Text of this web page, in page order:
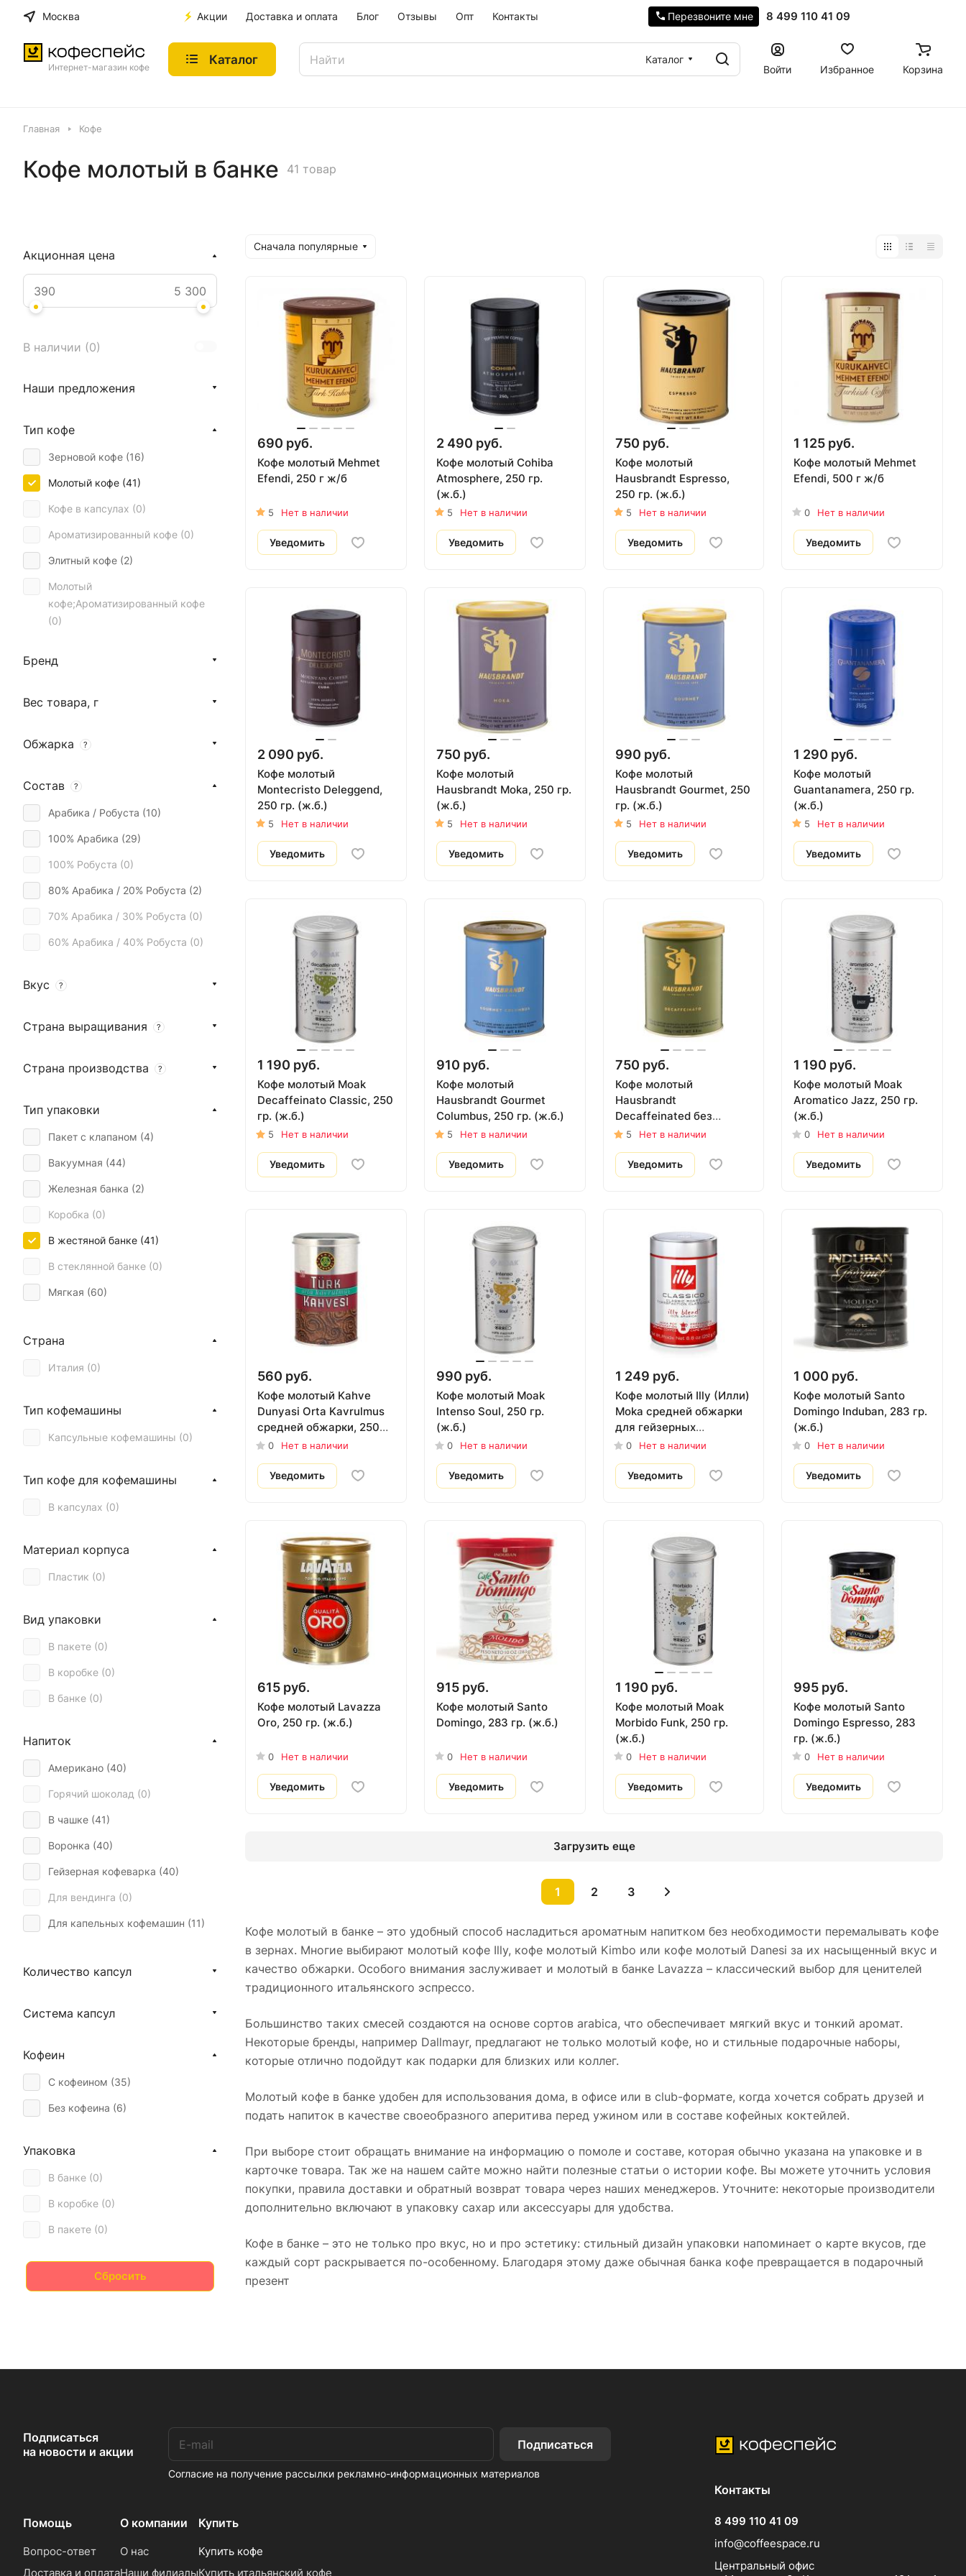
Москва Акции Доставка и оплата Блог Отзывы Опт Контакты 8 499 110 41 09
Перезвоните мне
Интернет-магазин кофе
Каталог
Каталог
Войти
Избранное Корзина
Главная Кофе
Кофе молотый в банке 41 товар
Сначала популярные
690 руб.
Кофе молотый Mehmet
Efendi, 250 г ж/б
5 Нет в наличии
Уведомить
2 490 руб.
Кофе молотый Cohiba
Atmosphere, 250 гр.
(ж.б.)
5 Нет в наличии
Уведомить
750 руб.
Кофе молотый
Hausbrandt Espresso,
250 гр. (ж.б.)
5 Нет в наличии
Уведомить
1 125 руб.
Кофе молотый Mehmet
Efendi, 500 г ж/б
0 Нет в наличии
Уведомить
2 090 руб.
Кофе молотый
Montecristo Deleggend,
250 гр. (ж.б.)
5 Нет в наличии
Уведомить
750 руб.
Кофе молотый
Hausbrandt Moka, 250 гр.
(ж.б.)
5 Нет в наличии
Уведомить
990 руб.
Кофе молотый
Hausbrandt Gourmet, 250
гр. (ж.б.)
5 Нет в наличии
Уведомить
1 290 руб.
Кофе молотый
Guantanamera, 250 гр.
(ж.б.)
5 Нет в наличии
Уведомить
1 190 руб.
Кофе молотый Moak
Decaffeinato Classic, 250
гр. (ж.б.)
5 Нет в наличии
Уведомить
910 руб.
Кофе молотый
Hausbrandt Gourmet
Columbus, 250 гр. (ж.б.)
5 Нет в наличии
Уведомить
750 руб.
Кофе молотый
Hausbrandt
Decaffeinated без
кофеина, 250 гр. (ж.б.)
5 Нет в наличии
Уведомить
1 190 руб.
Кофе молотый Moak
Aromatico Jazz, 250 гр.
(ж.б.)
0 Нет в наличии
Уведомить
560 руб.
Кофе молотый Kahve
Dunyasi Orta Kavrulmus
средней обжарки, 250
гр. (ж.б.)
0 Нет в наличии
Уведомить
990 руб.
Кофе молотый Moak
Intenso Soul, 250 гр.
(ж.б.)
0 Нет в наличии
Уведомить
1 249 руб.
Кофе молотый Illy (Илли)
Moka средней обжарки
для гейзерных
кофеварок 250 гр.
0 Нет в наличии
Уведомить
1 000 руб.
Кофе молотый Santo
Domingo Induban, 283 гр.
(ж.б.)
0 Нет в наличии
Уведомить
615 руб.
Кофе молотый Lavazza
Oro, 250 гр. (ж.б.)
0 Нет в наличии
Уведомить
915 руб.
Кофе молотый Santo
Domingo, 283 гр. (ж.б.)
0 Нет в наличии
Уведомить
1 190 руб.
Кофе молотый Moak
Morbido Funk, 250 гр.
(ж.б.)
0 Нет в наличии
Уведомить
995 руб.
Кофе молотый Santo
Domingo Espresso, 283
гр. (ж.б.)
0 Нет в наличии
Уведомить
Загрузить еще
1 2 3
Кофе молотый в банке – это удобный способ насладиться ароматным напитком без необходимости перемалывать кофе
в зернах. Многие выбирают молотый кофе Illy, кофе молотый Kimbo или кофе молотый Danesi за их насыщенный вкус и
качество обжарки. Особого внимания заслуживает и молотый в банке Lavazza – классический выбор для ценителей
традиционного итальянского эспрессо.
Большинство таких смесей создаются на основе сортов arabica, что обеспечивает мягкий вкус и тонкий аромат.
Некоторые бренды, например Dallmayr, предлагают не только молотый кофе, но и стильные подарочные наборы,
которые отлично подойдут как подарки для близких или коллег.
Молотый кофе в банке удобен для использования дома, в офисе или в club-формате, когда хочется собрать друзей и
подать напиток в качестве своеобразного аперитива перед ужином или в составе кофейных коктейлей.
При выборе стоит обращать внимание на информацию о помоле и составе, которая обычно указана на упаковке и в
карточке товара. Так же на нашем сайте можно найти полезные статьи о истории кофе. Вы можете уточнить условия
покупки, правила доставки и обратный возврат товара через наших менеджеров. Уточните: некоторые производители
дополнительно включают в упаковку сахар или аксессуары для удобства.
Кофе в банке – это не только про вкус, но и про эстетику: стильный дизайн упаковки напоминает о карте вкусов, где
каждый сорт раскрывается по-особенному. Благодаря этому даже обычная банка кофе превращается в подарочный
презент
Акционная цена
В наличии (0)
Наши предложения
Тип кофе
Зерновой кофе (16)
Молотый кофе (41)
Кофе в капсулах (0)
Ароматизированный кофе (0)
Элитный кофе (2)
Молотый
кофе;Ароматизированный кофе
(0)
Бренд
Вес товара, г
Обжарка ?
Состав ?
Арабика / Робуста (10)
100% Арабика (29)
100% Робуста (0)
80% Арабика / 20% Робуста (2)
70% Арабика / 30% Робуста (0)
60% Арабика / 40% Робуста (0)
Вкус ?
Страна выращивания ?
Страна производства ?
Тип упаковки
Пакет с клапаном (4)
Вакуумная (44)
Железная банка (2)
Коробка (0)
В жестяной банке (41)
В стеклянной банке (0)
Мягкая (60)
Страна
Италия (0)
Тип кофемашины
Капсульные кофемашины (0)
Тип кофе для кофемашины
В капсулах (0)
Материал корпуса
Пластик (0)
Вид упаковки
В пакете (0)
В коробке (0)
В банке (0)
Напиток
Американо (40)
Горячий шоколад (0)
В чашке (41)
Воронка (40)
Гейзерная кофеварка (40)
Для вендинга (0)
Для капельных кофемашин (11)
Для кофемашины (
Капучино (
Кофе с молоком (
Мокко (40)
Фильтр (
Френч-пресс (
Лунго (0)
Эспрессо (40
Количество капсул
Система капсул
Кофеин
С кофеином (35)
Без кофеина (6)
Упаковка
В банке (0)
В коробке (0)
В пакете (0)
Сбросить
Подписаться
на новости и акции
Подписаться
Согласие на получение рассылки рекламно-информационных материалов
Помощь
Вопрос-ответ
Доставка и оплата
О компании
О нас
Наши филиалы
Купить
Купить кофе
Купить итальянский кофе
Контакты
8 499 110 41 09
info@coffeespace.ru
Центральный офис